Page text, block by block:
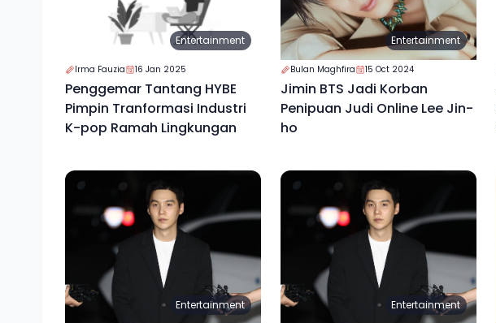
Entertainment
Irma Fauzia 16 Jan 2025
Penggemar Tantang HYBE
Pimpin Tranformasi Industri
K-pop Ramah Lingkungan
Entertainment
Bulan Maghfira 15 Oct 2024
Jimin BTS Jadi Korban
Penipuan Judi Online Lee Jin-
ho
Entertainment Entertainment